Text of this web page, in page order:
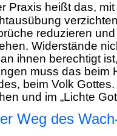
Praxis heißt das,
reduzieren
Widerstände
ihnen berechtigt
muss das beim
beim Volk
und im „Lichte
Weg des